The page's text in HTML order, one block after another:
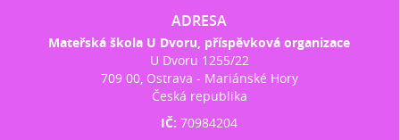
ADRESA
Mateřská škola U Dvoru, příspěvková organizace
U Dvoru 1255/22
709 00, Ostrava - Mariánské Hory
Česká republika
IČ:70984204